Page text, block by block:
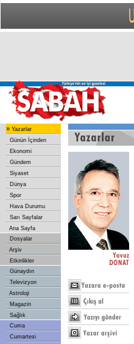
» Yazarlar
Günün İçinden
Ekonomi
Gündem
Siyaset
Dünya
Spor
Hava Durumu
Sarı Sayfalar
Ana Sayfa
Dosyalar
Arşiv
Etkinlikler
Günaydın
Televizyon
Astroloji
Magazin
Sağlık
Cuma
Cumartesi